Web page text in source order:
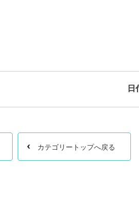
日
カテゴリートップへ戻る